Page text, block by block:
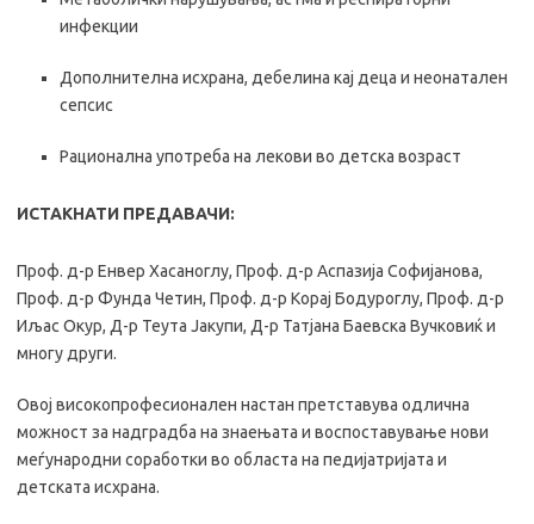
инфекции
Дополнителна исхрана, дебелина кај деца и неонатален
сепсис
Рационална употреба на лекови во детска возраст
ИСТАКНАТИ ПРЕДАВАЧИ:
Проф. д-р Енвер Хасаноглу, Проф. д-р Аспазија Софијанова,
Проф. д-р Фунда Четин, Проф. д-р Корaј Бодуроглу, Проф. д-р
Иљас Окур, Д-р Теута Јакупи, Д-р Татјана Баевска Вучковиќ и
многу други.
Овој високопрофесионален настан претставува одлична
можност за надградба на знаењата и воспоставување нови
меѓународни соработки во областа на педијатријата и
детската исхрана.